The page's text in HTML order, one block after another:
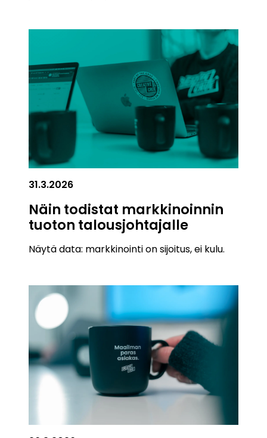
31.3.2026
Näin todistat markkinoinnin
tuoton talousjohtajalle
Näytä data: markkinointi on sijoitus, ei kulu.